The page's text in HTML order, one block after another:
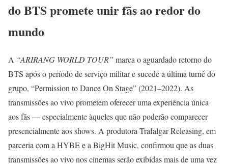
do BTS promete unir fãs ao redor do
mundo
A “ARIRANG WORLD TOUR” marca o aguardado retorno do
BTS após o período de serviço militar e sucede a última turnê do
grupo, “Permission to Dance On Stage” (2021–2022). As
transmissões ao vivo prometem oferecer uma experiência única
aos fãs — especialmente àqueles que não poderão comparecer
presencialmente aos shows. A produtora Trafalgar Releasing, em
parceria com a HYBE e a BigHit Music, confirmou que as duas
transmissões ao vivo nos cinemas serão exibidas mais de uma vez